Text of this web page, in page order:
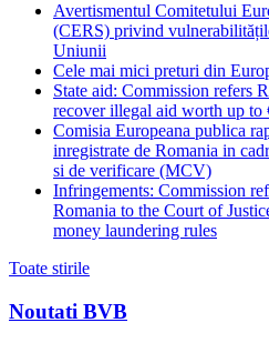
Avertismentul Comitetului
(CERS) privind
Uniunii
Cele mai mici preturi din
State aid: Commission refers
recover illegal aid worth up
Comisia Europeana publica
inregistrate de Romania in
si de verificare (MCV)
Infringements: Commission
Romania to the Court of
money laundering rules
Toate stirile
Noutati BVB